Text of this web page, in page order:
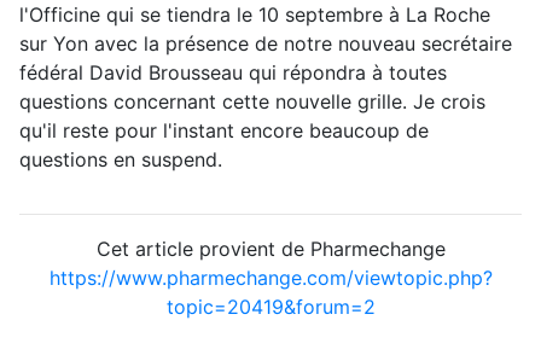
l'Officine qui se tiendra le 10 septembre à La Roche
sur Yon avec la présence de notre nouveau secrétaire
fédéral David Brousseau qui répondra à toutes
questions concernant cette nouvelle grille. Je crois
qu'il reste pour l'instant encore beaucoup de
questions en suspend.
Cet article provient de Pharmechange
https://www.pharmechange.com/viewtopic.php?
topic=20419&forum=2